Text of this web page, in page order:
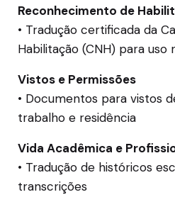
Reconhecimento de
• Tradução certificada da
Habilitação (CNH) para uso
Vistos e Permissões
• Documentos para vistos
trabalho e residência
Vida Acadêmica e
• Tradução de históricos
transcrições